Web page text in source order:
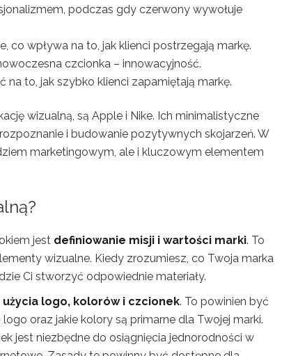
podczas gdy czerwony wywołuje
wpływa na to, jak klienci postrzegają markę.
czcionka – innowacyjność.
to, jak szybko klienci zapamiętają markę.
wizualną, są Apple i Nike. Ich minimalistyczne
i budowanie pozytywnych skojarzeń. W
marketingowym, ale i kluczowym elementem
jest definiowanie misji i wartości marki. To
wizualne. Kiedy zrozumiesz, co Twoja marka
Ci stworzyć odpowiednie materiały.
logo, kolorów i czcionek. To powinien być
oraz jakie kolory są primarne dla Twojej marki.
jest niezbędne do osiągnięcia jednorodności w